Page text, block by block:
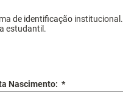
de identificação institucional.
estudantil.
Nascimento: *